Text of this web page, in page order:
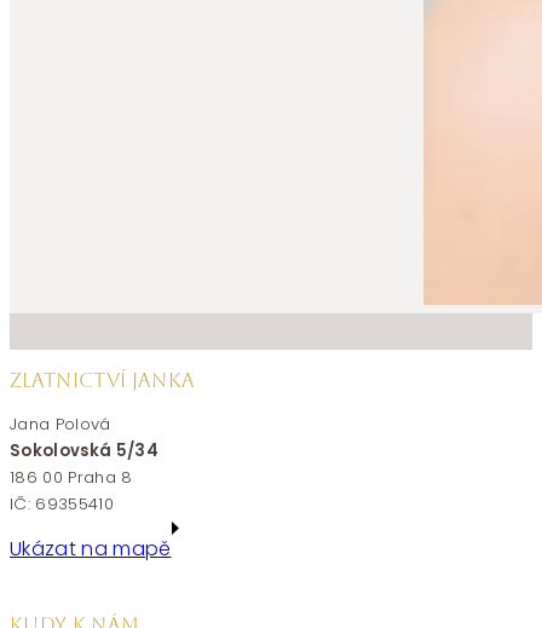
ZLATNICTVÍ JANKA
Jana Polová
Sokolovská 5/34
186 00 Praha 8
IČ: 69355410
Ukázat na mapě